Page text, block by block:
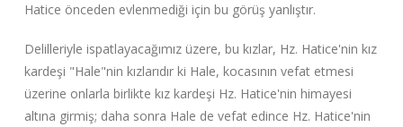
Hatice önceden evlenmediği için bu görüş yanlıştır.
Delilleriyle ispatlayacağımız üzere, bu kızlar, Hz. Hatice'nin kız
kardeşi "Hale"nin kızlarıdır ki Hale, kocasının vefat etmesi
üzerine onlarla birlikte kız kardeşi Hz. Hatice'nin himayesi
altına girmiş; daha sonra Hale de vefat edince Hz. Hatice'nin